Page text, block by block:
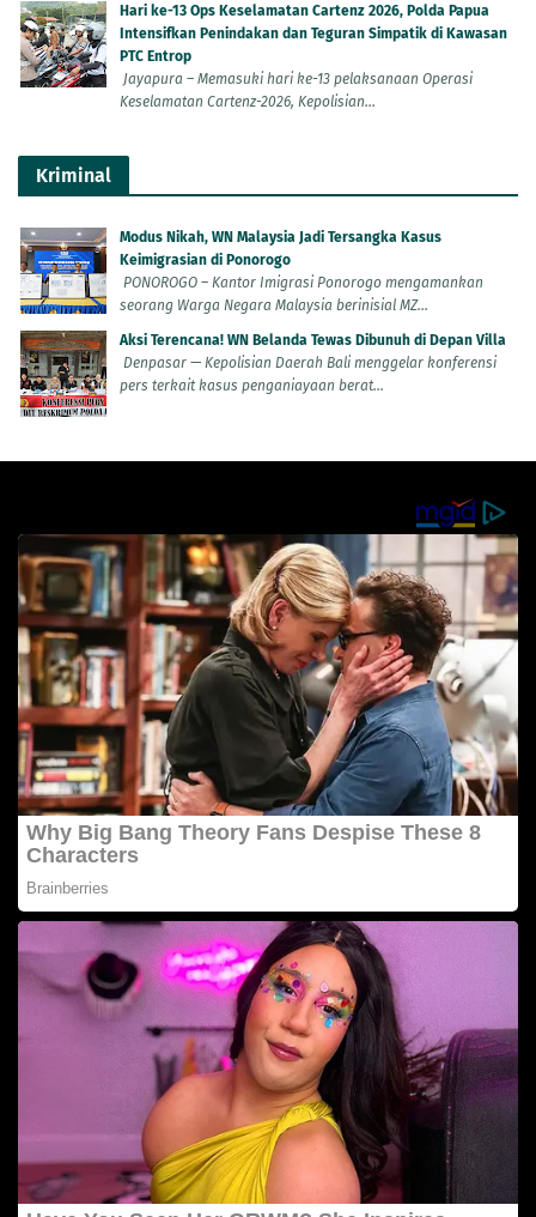
Hari ke-13 Ops Keselamatan Cartenz 2026, Polda Papua
Intensifkan Penindakan dan Teguran Simpatik di Kawasan
PTC Entrop
Jayapura – Memasuki hari ke-13 pelaksanaan Operasi
Keselamatan Cartenz-2026, Kepolisian...
Kriminal
Modus Nikah, WN Malaysia Jadi Tersangka Kasus
Keimigrasian di Ponorogo
PONOROGO – Kantor Imigrasi Ponorogo mengamankan
seorang Warga Negara Malaysia berinisial MZ...
Aksi Terencana! WN Belanda Tewas Dibunuh di Depan Villa
Denpasar — Kepolisian Daerah Bali menggelar konferensi
pers terkait kasus penganiayaan berat...